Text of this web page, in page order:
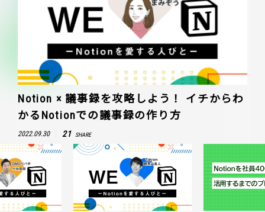
Notion × 議事録を攻略しよう！ イチからわ
かるNotionでの議事録の作り方
2022.09.30 21 SHARE